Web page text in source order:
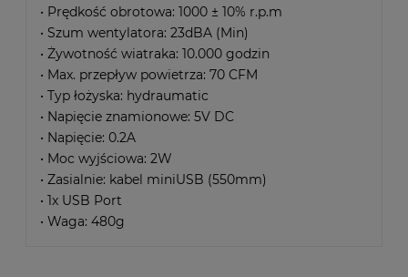
• Prędkość obrotowa: 1000 ± 10% r.p.m
• Szum wentylatora: 23dBA (Min)
• Żywotność wiatraka: 10.000 godzin
• Max. przepływ powietrza: 70 CFM
• Typ łożyska: hydraumatic
• Napięcie znamionowe: 5V DC
• Napięcie: 0.2A
• Moc wyjściowa: 2W
• Zasialnie: kabel miniUSB (550mm)
• 1x USB Port
• Waga: 480g